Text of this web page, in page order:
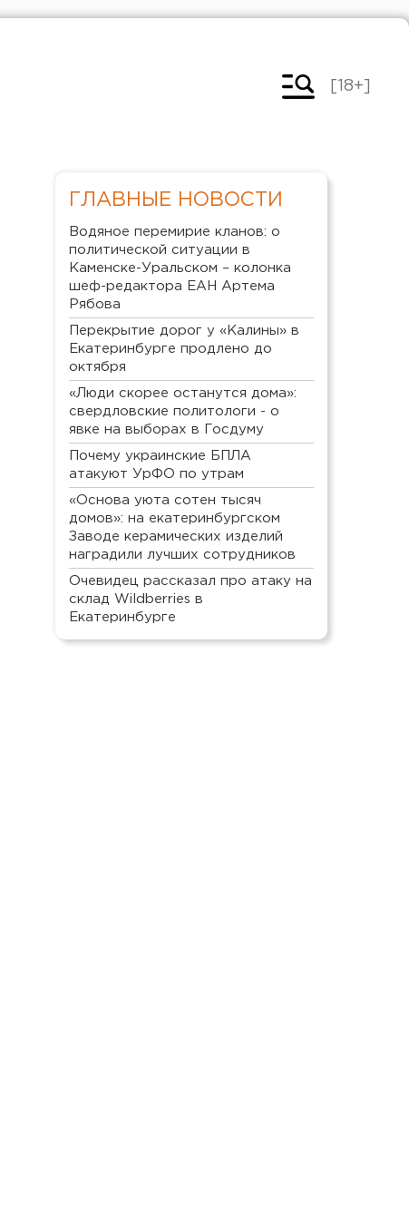
[18+]
ГЛАВНЫЕ НОВОСТИ
Водяное перемирие кланов: о
политической ситуации в
Каменске-Уральском – колонка
шеф-редактора ЕАН Артема
Рябова
Перекрытие дорог у «Калины» в
Екатеринбурге продлено до
октября
«Люди скорее останутся дома»:
свердловские политологи - о
явке на выборах в Госдуму
Почему украинские БПЛА
атакуют УрФО по утрам
«Основа уюта сотен тысяч
домов»: на екатеринбургском
Заводе керамических изделий
наградили лучших сотрудников
Очевидец рассказал про атаку на
склад Wildberries в
Екатеринбурге